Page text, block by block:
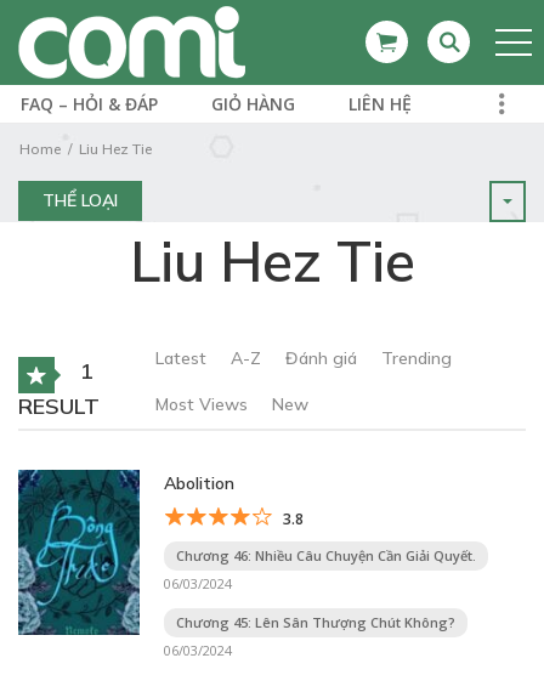
FAQ – HỎI & ĐÁP GIỎ HÀNG LIÊN HỆ
Home Liu Hez Tie
THỂ LOẠI
Liu Hez Tie
1
RESULT
Latest A-Z Đánh giá Trending
Most Views New
Abolition
3.8
Chương 46: Nhiều Câu Chuyện Cần Giải Quyết.
06/03/2024
Chương 45: Lên Sân Thượng Chút Không?
06/03/2024